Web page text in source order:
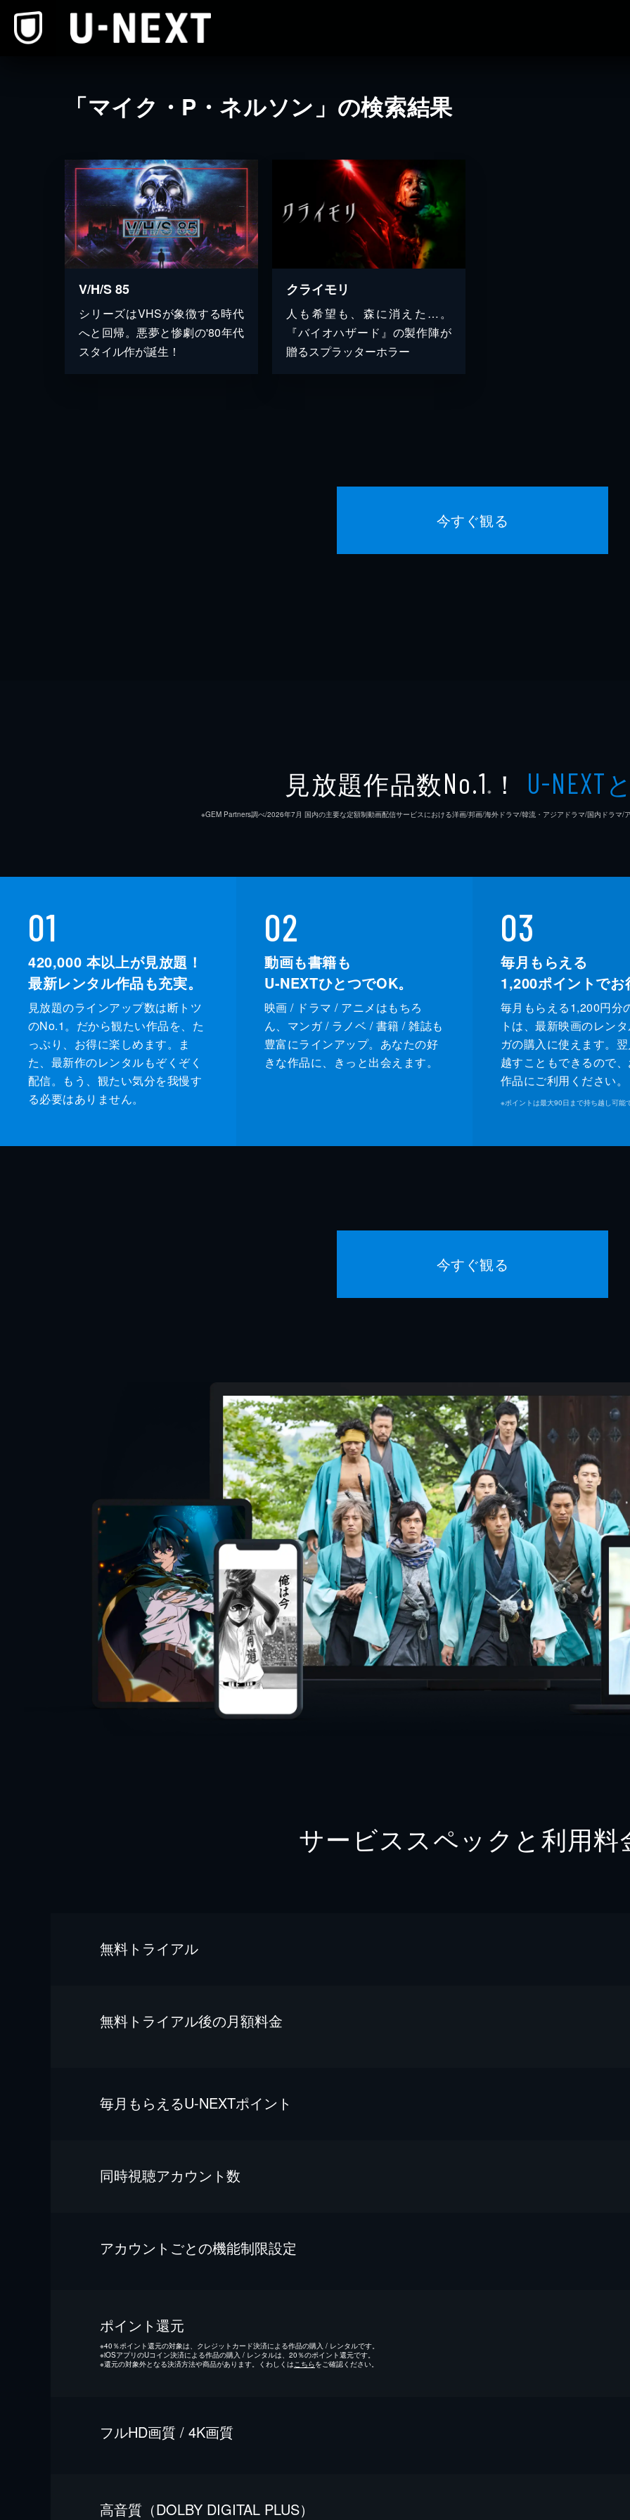
「マイク・P・ネルソン」の検索結果
V/H/S 85
シリーズはVHSが象徴する時代
へと回帰。悪夢と惨劇の'80年代
スタイル作が誕生！
クライモリ
人も希望も、森に消えた…。
『バイオハザード』の製作陣が
贈るスプラッターホラー
今すぐ観る
見放題作品数No.1 ※ ！ U-NEXT
※GEM Partners調べ/2026年7⽉ 国内の主要な定額制動画配信サービスにおける洋画/邦画/海外ドラマ/韓流・アジアドラマ/国内ドラマ/
01
420,000 本以上が見放題！
最新レンタル作品も充実。
見放題のラインアップ数は断トツ
のNo.1。だから観たい作品を、た
っぷり、お得に楽しめます。ま
た、最新作のレンタルもぞくぞく
配信。もう、観たい気分を我慢す
る必要はありません。
02
動画も書籍も
U-NEXTひとつでOK。
映画 / ドラマ / アニメはもちろ
ん、マンガ / ラノベ / 書籍 / 雑誌も
豊富にラインアップ。あなたの好
きな作品に、きっと出会えます。
03
毎月もらえる
1,200ポイントでお
毎月もらえる1,200円分
トは、最新映画のレン
ガの購入に使えます。
越すこともできるので
作品にご利用ください。
※ポイントは最大90日まで持ち越し可能
今すぐ観る
サービススペックと利用料
無料トライアル
無料トライアル後の⽉額料金
毎⽉もらえるU-NEXTポイント
同時視聴アカウント数
アカウントごとの機能制限設定
ポイント還元
※40％ポイント還元の対象は、クレジットカード決済による作品の購入 / レンタルです。
※iOSアプリのUコイン決済による作品の購入 / レンタルは、20％のポイント還元です。
※還元の対象外となる決済方法や商品があります。くわしくは こちらをご確認ください。
フルHD画質 / 4K画質
⾼⾳質（DOLBY DIGITAL PLUS）